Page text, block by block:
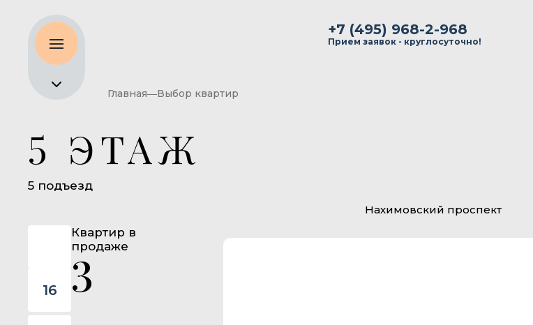
+7 (495) 968-2-968
Прием заявок - круглосуточно!
Главная Выбор квартир
5 ЭТАЖ
5 подъезд
16
18
Квартир в
продаже
3
Нахимовский проспект